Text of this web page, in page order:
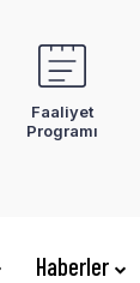
Faaliyet
Programı
Haberler